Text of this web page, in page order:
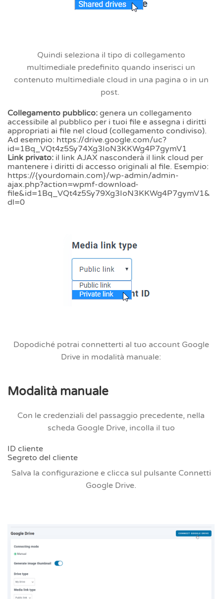
Quindi seleziona il tipo di collegamento
multimediale predefinito quando inserisci un
contenuto multimediale cloud in una pagina o in un
post.
Collegamento pubblico: genera un collegamento
accessibile al pubblico per i tuoi file e assegna i diritti
appropriati ai file nel cloud (collegamento condiviso).
Ad esempio: https://drive.google.com/uc?
id=1Bq_VQt4z5Sy74Xg3IoN3KKWg4P7gymV1
Link privato: il link AJAX nasconderà il link cloud per
mantenere i diritti di accesso originali al file. Esempio:
https://{yourdomain.com}/wp-admin/admin-
ajax.php?action=wpmf-download-
file&id=1Bq_VQt4z5Sy79Xg3IoN3KKWg4P7gymV1&
dl=0
Dopodiché potrai connetterti al tuo account Google
Drive in modalità manuale:
Modalità manuale
Con le credenziali del passaggio precedente, nella
scheda Google Drive, incolla il tuo
ID cliente
Segreto del cliente
Salva la configurazione e clicca sul pulsante Connetti
Google Drive.